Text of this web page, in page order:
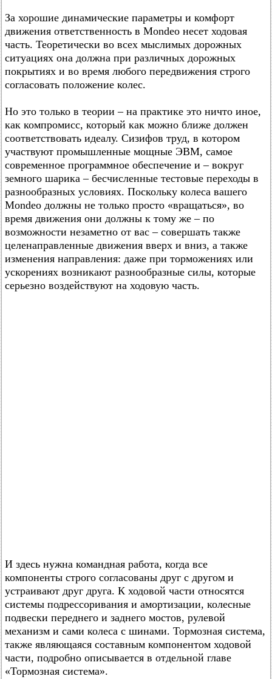
За хорошие динамические параметры и комфорт
движения ответственность в Mondeo несет ходовая
часть. Теоретически во всех мыслимых дорожных
ситуациях она должна при различных дорожных
покрытиях и во время любого передвижения строго
согласовать положение колес.
Но это только в теории – на практике это ничто иное,
как компромисс, который как можно ближе должен
соответствовать идеалу. Сизифов труд, в котором
участвуют промышленные мощные ЭВМ, самое
современное программное обеспечение и – вокруг
земного шарика – бесчисленные тестовые переходы в
разнообразных условиях. Поскольку колеса вашего
Mondeo должны не только просто «вращаться», во
время движения они должны к тому же – по
возможности незаметно от вас – совершать также
целенаправленные движения вверх и вниз, а также
изменения направления: даже при торможениях или
ускорениях возникают разнообразные силы, которые
серьезно воздействуют на ходовую часть.
И здесь нужна командная работа, когда все
компоненты строго согласованы друг с другом и
устраивают друг друга. К ходовой части относятся
системы подрессоривания и амортизации, колесные
подвески переднего и заднего мостов, рулевой
механизм и сами колеса с шинами. Тормозная система,
также являющаяся составным компонентом ходовой
части, подробно описывается в отдельной главе
«Тормозная система».